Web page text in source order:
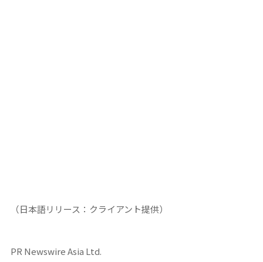
（日本語リリース：クライアント提供）
PR Newswire Asia Ltd.